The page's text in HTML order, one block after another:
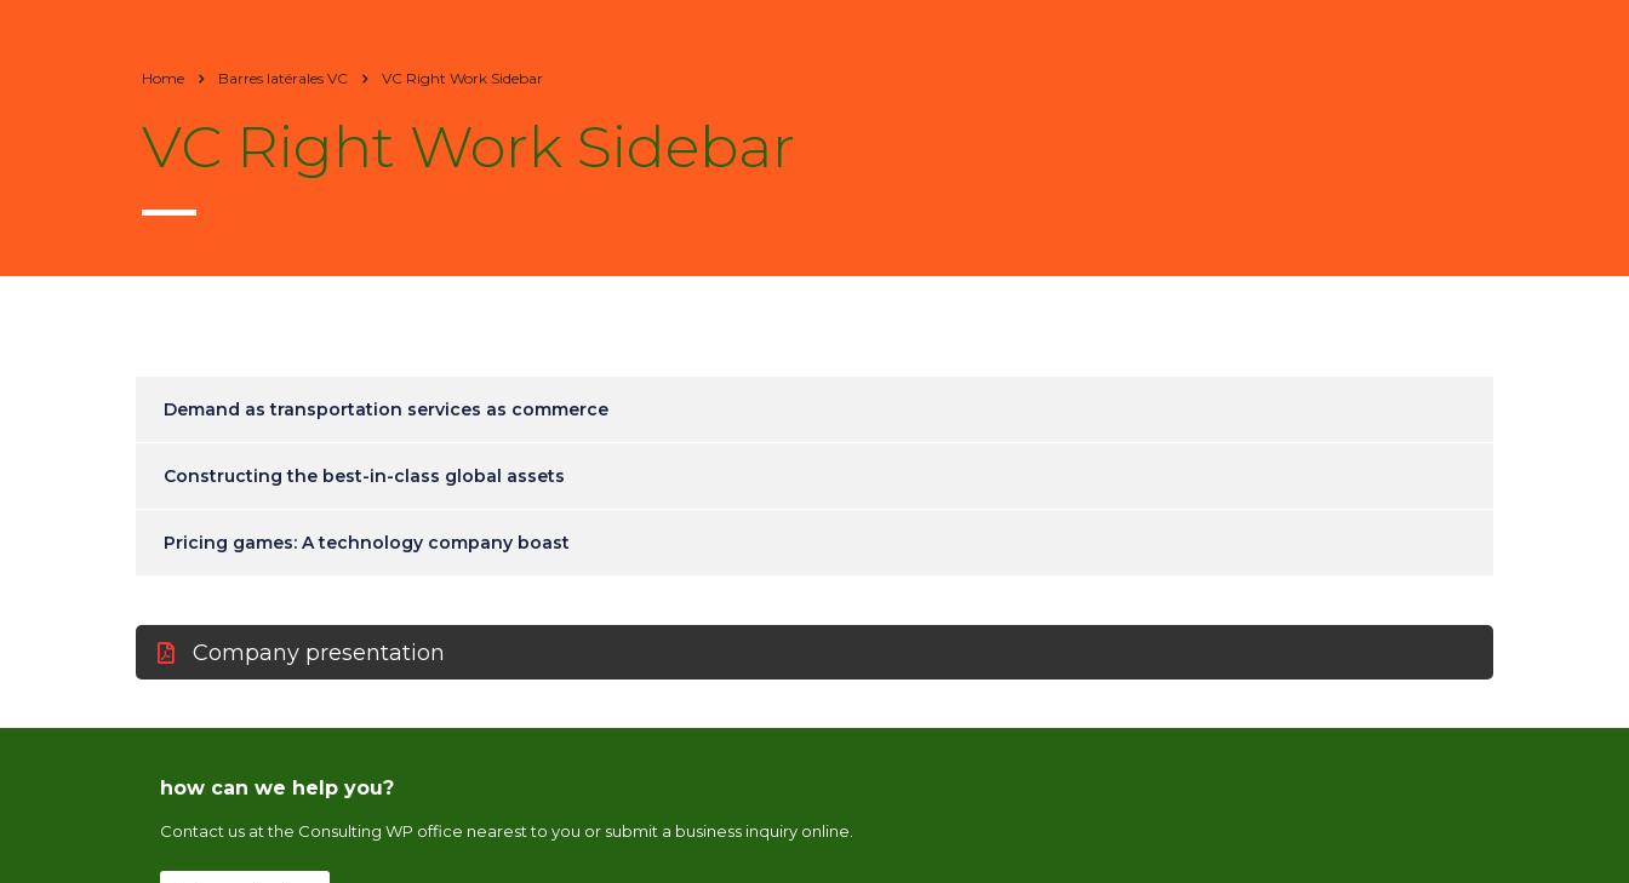
Home Barres latérales VC VC Right Work Sidebar
VC Right Work Sidebar
Demand as transportation services as commerce
Constructing the best-in-class global assets
Pricing games: A technology company boast
Company presentation
how can we help you?
Contact us at the Consulting WP office nearest to you or submit a business inquiry online.